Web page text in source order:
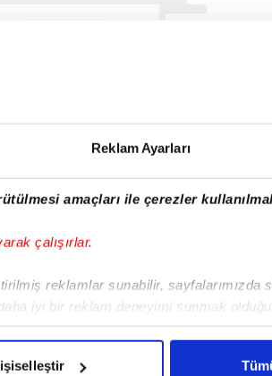
Reklam Ayarları
amaçları ile çerezler
çalışırlar.
reklamlar sunabilir, sayfalarımızda
iyi bir reklam deneyimi sunmak
ve bu noktada, reklamların